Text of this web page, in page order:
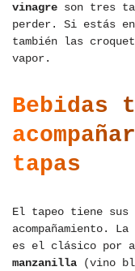
vinagre son tres
perder. Si estás
también las
vapor.
Bebidas
tapas
El tapeo tiene sus
acompañamiento. La
es el clásico por
manzanilla (vino